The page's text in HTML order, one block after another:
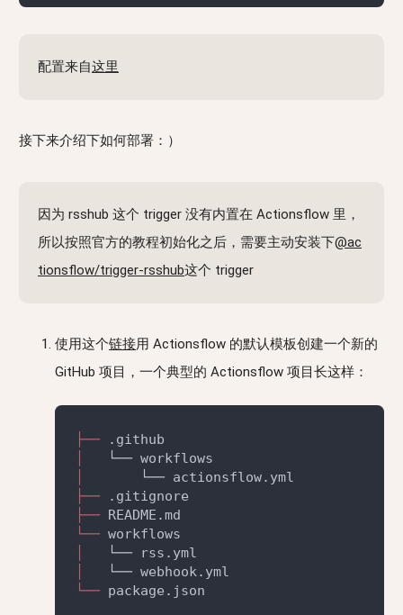
配置来自这里
接下来介绍下如何部署：）
因为 rsshub 这个 trigger 没有内置在 Actionsflow 里，
所以按照官方的教程初始化之后，需要主动安装下@ac
tionsflow/trigger-rsshub这个 trigger
使用这个链接用 Actionsflow 的默认模板创建一个新的
GitHub 项目，一个典型的 Actionsflow 项目长这样：
├──
├──
├──
└──
└──